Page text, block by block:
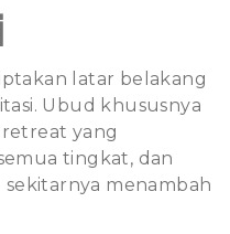
latar belakang
Ubud khususnya
yang
tingkat, dan
menambah